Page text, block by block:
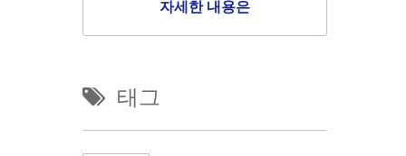
자세한 내용은
태그